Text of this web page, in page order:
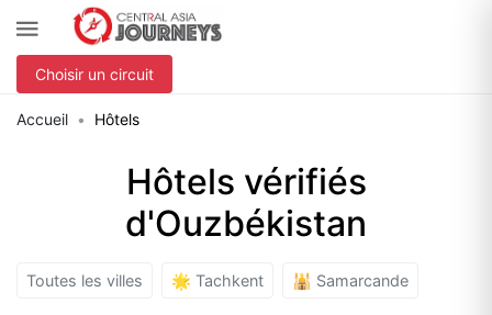
Choisir un circuit
Accueil Hôtels
Hôtels vérifiés
d'Ouzbékistan
Toutes les villes 🌟 Tachkent 🕌 Samarcande